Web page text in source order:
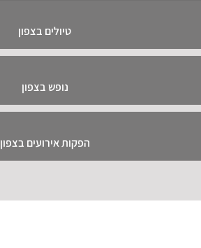
טיולים בצפון
נופש בצפון
הפקות אירועים בצפון